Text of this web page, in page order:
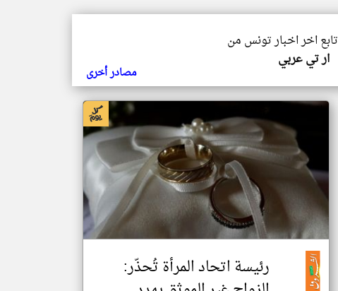
تابع اخر اخبار تونس من
ار تي عربي
مصادر أخرى
اخبار تونس من جريدة الشروق التونسية
رئيسة اتحاد المرأة تُحذّر: